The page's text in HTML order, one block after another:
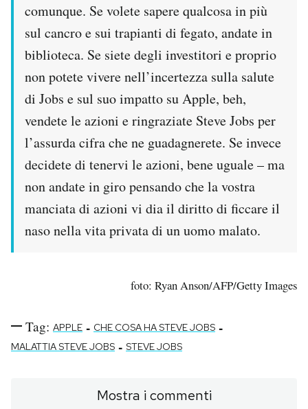
comunque. Se volete sapere qualcosa in più
sul cancro e sui trapianti di fegato, andate in
biblioteca. Se siete degli investitori e proprio
non potete vivere nell’incertezza sulla salute
di Jobs e sul suo impatto su Apple, beh,
vendete le azioni e ringraziate Steve Jobs per
l’assurda cifra che ne guadagnerete. Se invece
decidete di tenervi le azioni, bene uguale – ma
non andate in giro pensando che la vostra
manciata di azioni vi dia il diritto di ficcare il
naso nella vita privata di un uomo malato.
foto: Ryan Anson/AFP/Getty Images
Tag: APPLE - CHE COSA HA STEVE JOBS -
MALATTIA STEVE JOBS - STEVE JOBS
Mostra i commenti